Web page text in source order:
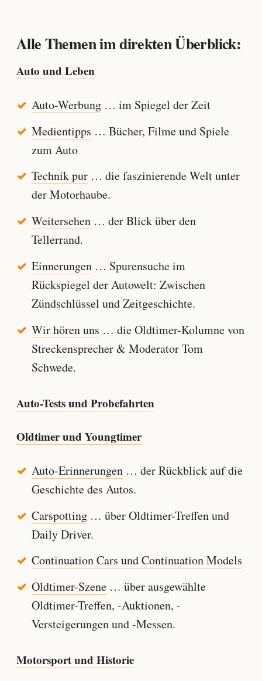
Alle Themen im direkten Überblick:
Auto und Leben
Auto-Werbung… im Spiegel der Zeit
Medientipps … Bücher, Filme und Spiele
zum Auto
Technik pur… die faszinierende Welt unter
der Motorhaube.
Weitersehen… der Blick über den
Tellerrand.
Einnerungen… Spurensuche im
Rückspiegel der Autowelt: Zwischen
Zündschlüssel und Zeitgeschichte.
Wir hören uns … die Oldtimer-Kolumne von
Streckensprecher & Moderator Tom
Schwede.
Auto-Tests und Probefahrten
Oldtimer und Youngtimer
Auto-Erinnerungen… der Rückblick auf die
Geschichte des Autos.
Carspotting… über Oldtimer-Treffen und
Daily Driver.
Continuation Cars und Continuation Models
Oldtimer-Szene… über ausgewählte
Oldtimer-Treffen, -Auktionen, -
Versteigerungen und -Messen.
Motorsport und Historie